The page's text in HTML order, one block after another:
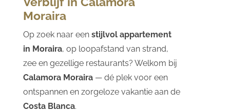
Moraira
Op zoek naar een stijlvol appartement
in Moraira, op loopafstand van strand,
zee en gezellige restaurants? Welkom bij
Calamora Moraira— dé plek voor een
ontspannen en zorgeloze vakantie aan de
Costa Blanca.